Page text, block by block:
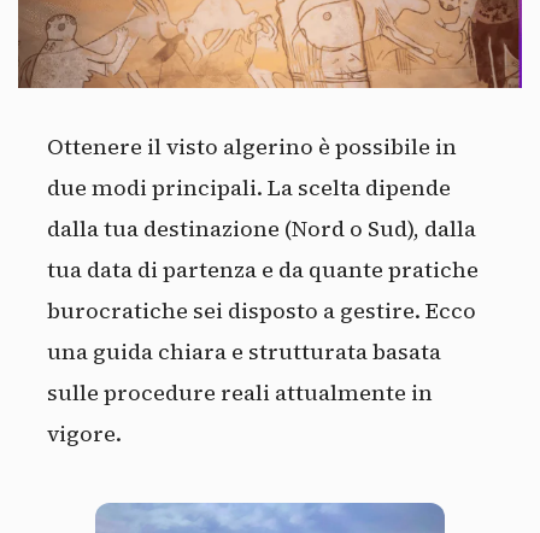
Ottenere il visto algerino è possibile in
due modi principali. La scelta dipende
dalla tua destinazione (Nord o Sud), dalla
tua data di partenza e da quante pratiche
burocratiche sei disposto a gestire. Ecco
una guida chiara e strutturata basata
sulle procedure reali attualmente in
vigore.